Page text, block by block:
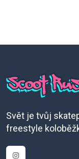
Svět je tvůj
freestyle